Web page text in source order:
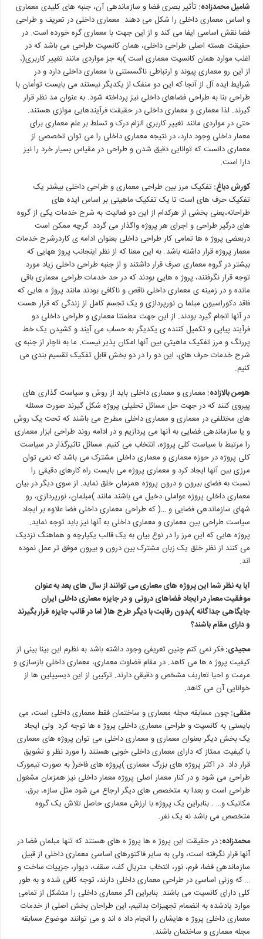
شامیلمحمدزاده:تأثیر بصری فضا و سازماندهی آن، جنبه های کلیدی معماری
و اساس معماری داخلی را شکل می دهند. معماریداخلی درتعریف وطراحی
فضانقش اساسی ایفا می کند و از اینجهتبا معماریگرهخورده است.در
حقیقت هسته اصلی طراحی داخلی، همانکانسپتطراحی می باشد کهدر
اغلب موارد همانکانسپت معماری است)بهجز مواردی مانند تغییرکاربری(،
از این رو معماری پیوند و ارتباطی ناگسستنی با معماریداخلی داردودر
شرایط ایدهآل ازآنجاکه ایندو منفک از یکدیگرنیستند می بایستتوأمانبا
طراحی بنابهطراحی فضاهایداخلی نیز پرداخته شود.بهعنوان مد نظرقرار
گیرند. لذا معماریو معماریداخلی درحقیقتفرآیندهایی موازی هستند.
حتی در مواردی مانند تغییرکاربری الزامدرکوتسلطبرعلم معماریبرای
معمارداخلی وجوددارد، درنتیجه معماریداخلی را می توانتخصصی از
معماریدانستکهتوانایی دقیق شدنوطراحی در مقیاس بسیارخرد رانیز
دارا است.
کورشدباغ:تفکیک مرز بین طراحی معماری و طراحی داخلی بیشتر یک
تفکیک حرف های است تا یک تفکیک ماهیتی بر اساس ایده های
طراحانه،یعنی بخشی از هرکدام از این دو فعالیت به شرح خدمات یکی از گروه
های درگیر طراحی و اجرای هر پروژه واگذار می گردد.گرچه ممکن است
دربعضی پروژ ه هاتمامی کارطراحی داخلی بعنوان ادامه یکاردرشرح خدمات
معمار پروژهقرارداشتهباشد.به این معناکه ازنظر اینجانب پروژ ههایی که
بیشتردرگروه معماری صرف قرارداشتند و ازجنبهطراحی داخلی زیاد مورد
توجهقرارنگرفتند، پروژ ه هایی بودند کهدرحد خدماتطراحی معماریباقی
ماندهودر زمینه ی معماریداخلی ناقصوناکافی بودند مانند پروژ ه هایی که
فاقد دکوراسیون مبلما ننورپردازیو یکتجسمکامل از زندگی کهقرار هست
درآنها انجامگیردبودند. از اینجهت مطمئنا معماریوطراحی داخلی دو
فرآیند پیاپی وتکمیلکننده ی یکدیگربهحساب می آیند وکشیدن یکخط
پررنگ و مرزتفکیک ماهیتی بینآنها امکان پذیرنیست. مابهناچار ازجنبهی
شرح خدماتحرف های، ایندو رادردوبخشقابلتفکیکتقسیمبندی می
کنیم.
هومنبالازاده: معماری و معماری داخلی باید از روش و سیاست گذاری های
پیروی کنند که در جهت حل مسائل تحلیلی پروژه شکل گیرند.صورت مسئله
های مختلفی در معماریو معماریداخلی مطرح می باشند کهتحت یک روش
و یا سازماندهی فضایی بهآنها می پردازیمودر ادامه روند طراحی ابزار معماری
را مرتبطبا سیاستکلی پروژه، انتخاب می کنیم. مسائلتاثیرگذاردر سیاست
کلی پروژهدرحوزه معماریو معماریداخلی مشترک می باشد کهنمی توان
مرزیبینآنها ایجادکردو معماری پروژه می بایست راهکارهایدقیقی را
نسبتبهفضایبیرونودرون پروژه همزمانخلق نماید. از سویدیگردربیان
معماریداخلی پروژهعواملی دخیل می باشند مانند )مبلمان، نورپردازی، رو
شهای سازماندهی فضایی و …(کهطراحی معماریداخلی فضاعلاوهبر ایجاد
سیاستطراحی بین معماریو معماریداخلی بهآنهانیزباید توجهنماید.
پروژه هایی که این مرز رادرنوع بیانبه یکقالب یکپارچهو هماهنگ نزدیک
می کنند ازنظرخلق یک زبان مشترکبیندرونوبیرون موفق ترعملنموده
اند.
آیابهنظرشمااینپروژه هایمعماریمی توانندازسال هایبعدبهعنوان
موفقیتمعماردرایجادفضاهایدرونی ودرجایزهمعماریداخلیایران
جایگاهیجداگانه)بدونرقابتبادیگرطرح ها(امادرقالبجایزه قراربگیرند
ودارایمقامباشند؟
مجیدی:فکر نمی کنم چنین تعریفی وجود داشته باشد به نظرم این بینا بینی از
کیفیت پروژ ه ها می کاهد. در مقام قضاوت معماری، معماری داخلی بازسازیو
مرمتو احیاتعاریف مشخصودقیقی دارند.ترکیبی از ایندیسیپلین ها از
خوانایی آن می کاهد.
متقی:چون مسابقه مجله معماری و ساختمان فقط معماری داخلی است، می
بایستی به کانسپت و طراحی معماری داخلی پروژ ه ها توجه کرد. ولی ایجاد
یکبخشدیگربعنوان معماریو معماریداخلی می توان پروژه های معماری
باکیفیت ممتازکهدارای معماریداخلی خوبی هستند را موردنظروتشویق
قرارداد.در اکثر پروژه هایبزرگ معماری)پروژه هایفاخر(به صورتتیمورک
طراحی می شودودرکنار معمار اصلی پروژه معمارداخلی نیز همزمان مشغول
طراحی استوبعدابه متخصص هایدیگر ارجاع می شود مثل سازه، برق،
مکانیکو… .بنابراین یک پروژهبا ارزش معماریحاصلتلاش یکگروه
متخصص می باشد نه یکنفر.
محمدزاده:در حقیقت این پروژ ه ها پروژ ه های هستند که تنها مبلمان فضا در
آنها قرار نگرفته است، ولی به سایر فاکتورهای اساسی معماری داخلی از قبیل
سازماندهی فضا، فرم، نور، انتخاب متریال کف، سقف، دیوار، جزییات ساختو
…کهوزنی اساسی درطراحی معماریداخلی دارند، توجهکافی شدهوبهطور
کلی دارایکانسپت می باشند.بنابراین اگر معماریداخلی را متشکل ازتمامی
موارد یادشدهبه انضمامتجهیزاتبدانیم، اینطراحانبخش اصلی ازخدمات
معماریداخلی پروژ ه هایشان را انجامداد ه اند و می توانند موضوع مسابقه
مجله معماریو ساختمانباشند.